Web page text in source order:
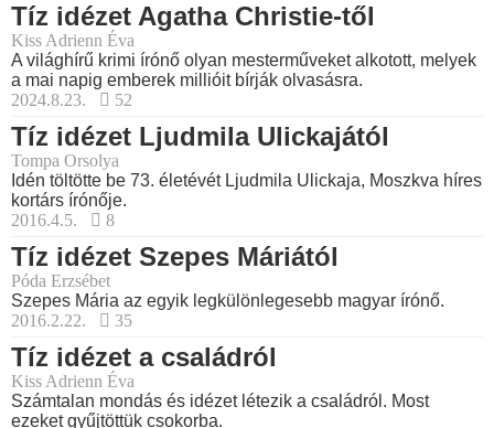
Tíz idézet Agatha Christie-től
Kiss Adrienn Éva
A világhírű krimi írónő olyan mesterműveket alkotott, melyek
a mai napig emberek millióit bírják olvasásra.
2024.8.23.
52
Tíz idézet Ljudmila Ulickajától
Tompa Orsolya
Idén töltötte be 73. életévét Ljudmila Ulickaja, Moszkva híres
kortárs írónője.
2016.4.5.
8
Tíz idézet Szepes Máriától
Póda Erzsébet
Szepes Mária az egyik legkülönlegesebb magyar írónő.
2016.2.22.
35
Tíz idézet a családról
Kiss Adrienn Éva
Számtalan mondás és idézet létezik a családról. Most
ezeket gyűjtöttük csokorba.